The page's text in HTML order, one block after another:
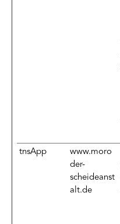
tnsApp
www.moro
der-
scheideanst
alt.de